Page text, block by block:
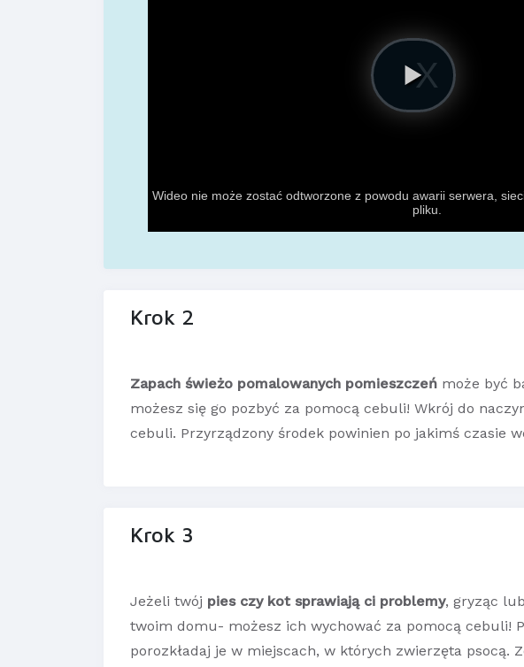
Krok 2
Zapach świeżo pomalowanych pomieszczeń może być
możesz się go pozbyć za pomocą cebuli! Wkrój do
cebuli. Przyrządzony środek powinien po jakimś czasie
Krok 3
Jeżeli twój pies czy kot sprawiają ci problemy, gryząc
twoim domu- możesz ich wychować za pomocą cebuli!
porozkładaj je w miejscach, w których zwierzęta psocą.